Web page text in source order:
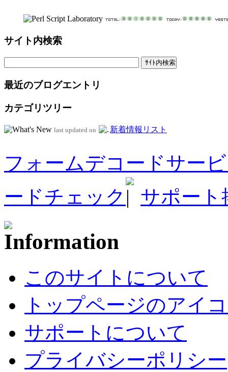
サイト内検索
最近のブログエントリ
カテゴリツリー
last updated on 新着情報リスト
フォームデコードサー
ードチェック
サポート
このサイトについて
トップページのアイ
サポートについて
プライバシーポリシー